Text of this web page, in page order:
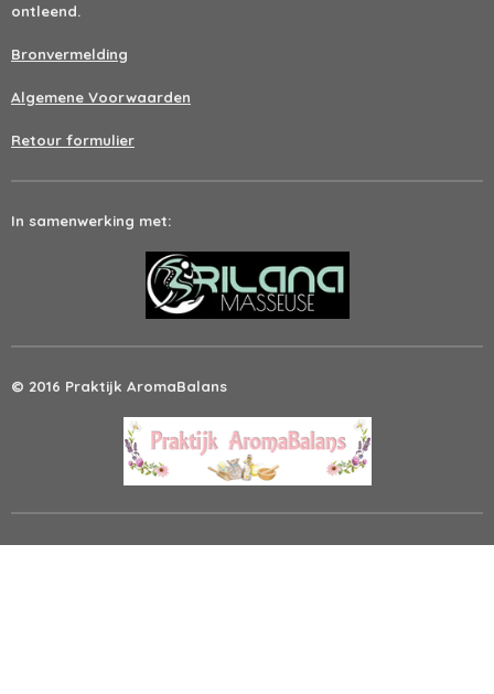
ontleend.
Bronvermelding
Algemene Voorwaarden
Retour formulier
In samenwerking met:
© 2016 Praktijk AromaBalans